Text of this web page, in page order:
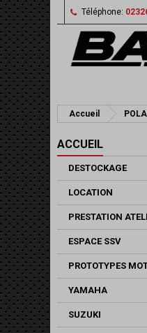
Téléphone:
Accueil
ACCUEIL
DESTOCKAGE
LOCATION
PRESTATION
ESPACE SSV
PROTOTYPES
YAMAHA
SUZUKI